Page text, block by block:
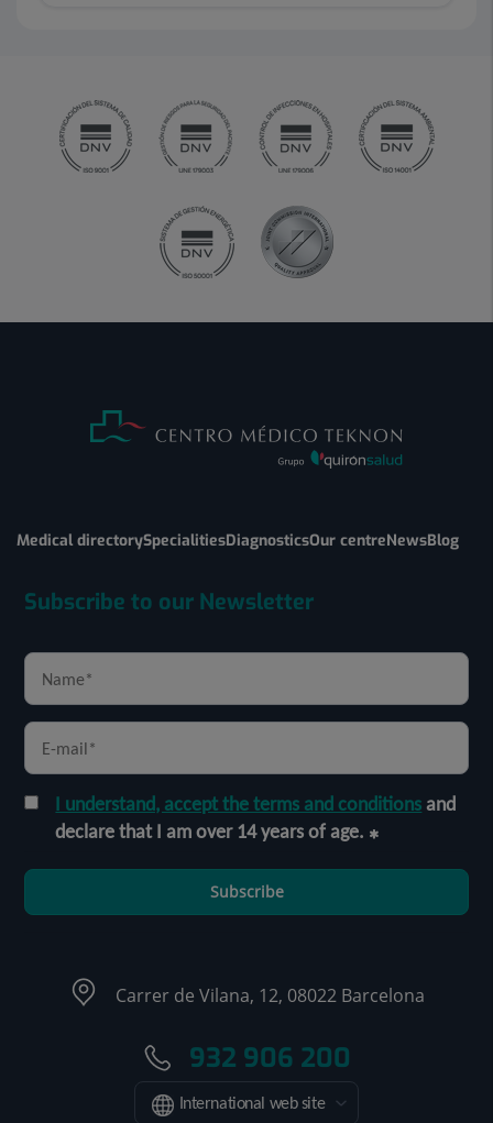
Medical directorySpecialitiesDiagnosticsOur centreNewsBlog
Subscribe to our Newsletter
I understand, accept the terms and conditionsand
declare that I am over 14 years of age.
Subscribe
Carrer de Vilana, 12, 08022 Barcelona
932 906 200
International web site